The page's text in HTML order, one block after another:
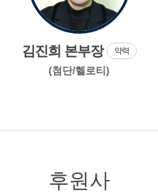
김진희 본부장 약력
(첨단/헬로티)
후원사